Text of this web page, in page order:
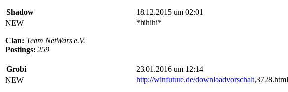
Shadow 18.12.2015 um 02:01
NEW
Clan: Team NetWars e.V.
Postings: 259
*hihihi*
Grobi 23.01.2016 um 12:14
NEW
http://winfuture.de/downloadvorschalt,3728.html